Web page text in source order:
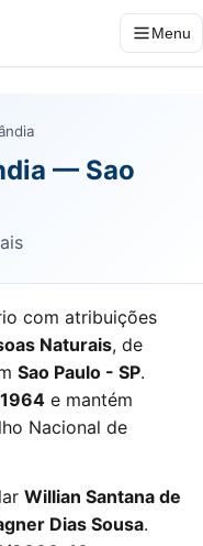
Menu
— Sao
com atribuições
Naturais, de
Sao Paulo - SP.
e mantém
Nacional de
Willian Santana de
Dias Sousa.